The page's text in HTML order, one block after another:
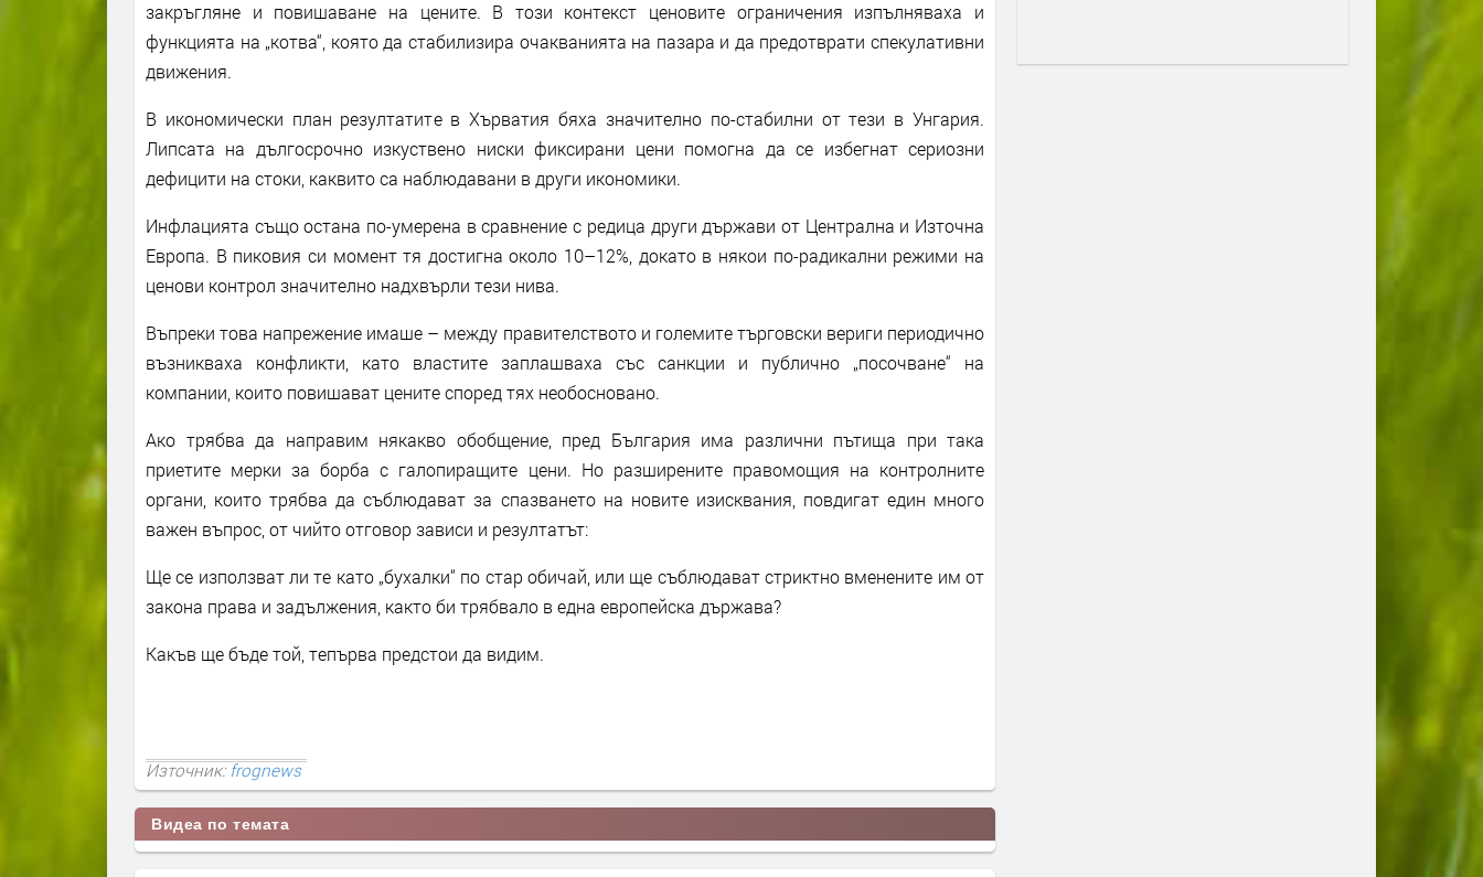
закръгляне и повишаване на цените. В този контекст ценовите ограничения изпълняваха и
функцията на „котва“, която да стабилизира очакванията на пазара и да предотврати спекулативни
движения.
В икономически план резултатите в Хърватия бяха значително по-стабилни от тези в Унгария.
Липсата на дългосрочно изкуствено ниски фиксирани цени помогна да се избегнат сериозни
дефицити на стоки, каквито са наблюдавани в други икономики.
Инфлацията също остана по-умерена в сравнение с редица други държави от Централна и Източна
Европа. В пиковия си момент тя достигна около 10–12%, докато в някои по-радикални режими на
ценови контрол значително надхвърли тези нива.
Въпреки това напрежение имаше – между правителството и големите търговски вериги периодично
възникваха конфликти, като властите заплашваха със санкции и публично „посочване“ на
компании, които повишават цените според тях необосновано.
Ако трябва да направим някакво обобщение, пред България има различни пътища при така
приетите мерки за борба с галопиращите цени. Но разширените правомощия на контролните
органи, които трябва да съблюдават за спазването на новите изисквания, повдигат един много
важен въпрос, от чийто отговор зависи и резултатът:
Ще се използват ли те като „бухалки“ по стар обичай, или ще съблюдават стриктно вменените им от
закона права и задължения, както би трябвало в една европейска държава?
Какъв ще бъде той, тепърва предстои да видим.
Източник:frognews
Видеа по темата